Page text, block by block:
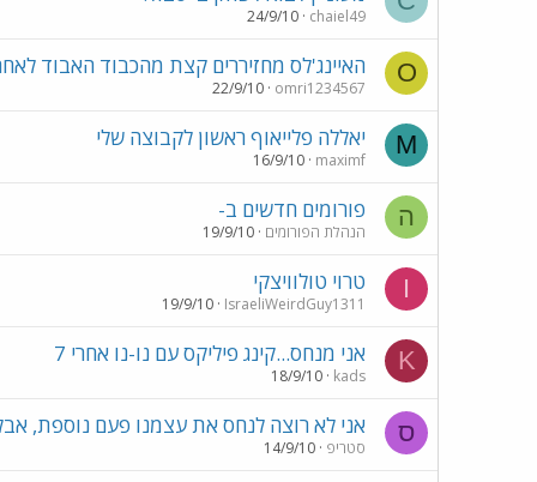
chaiel49
24/9/10
O האיינג'לס מחזיררים קצת מהכבוד האבוד
omri1234567
22/9/10
M יאללה פלייאוף ראשון לקבוצה שלי
maximf
16/9/10
ה פורומים חדשים ב-
הנהלת הפורומים 19/9/10
I טרוי טולוויצקי
IsraeliWeirdGuy1311
19/9/10
K אני מנחס...קינג פיליקס עם נו-נו אחרי 7
kads
18/9/10
ס אני לא רוצה לנחס את עצמנו פעם נוספת,
סטריפ 14/9/10